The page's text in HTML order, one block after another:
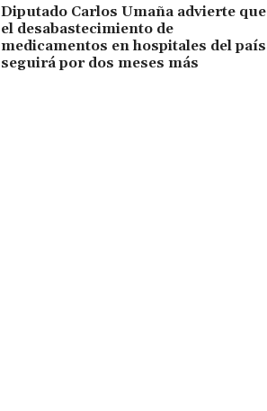
Diputado Carlos Umaña advierte que
el desabastecimiento de
medicamentos en hospitales del país
seguirá por dos meses más